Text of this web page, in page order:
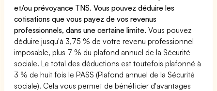
et/ou prévoyance TNS. Vous pouvez déduire les
cotisations que vous payez de vos revenus
professionnels, dans une certaine limite.Vous pouvez
déduire jusqu'à 3,75 % de votre revenu professionnel
imposable, plus 7 % du plafond annuel de la Sécurité
sociale. Le total des déductions est toutefois plafonné à
3 % de huit fois le PASS (Plafond annuel de la Sécurité
sociale). Cela vous permet de bénéficier d'avantages